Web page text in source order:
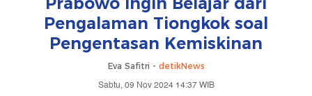
Pengalaman Tiongkok soal
Pengentasan Kemiskinan
Eva Safitri - detikNews
Sabtu, 09 Nov 2024 14:37 WIB